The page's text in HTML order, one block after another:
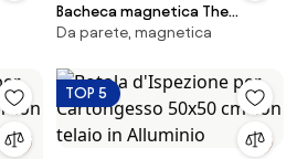
Bacheca magnetica The
Storyboard
Da parete, magnetica
TOP 5